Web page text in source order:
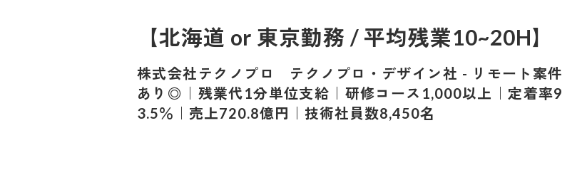
【北海道 or 東京勤務 / 平均残業10~20H】
株式会社テクノプロ テクノプロ・デザイン社 - リモート案件
あり◎｜残業代1分単位支給｜研修コース1,000以上｜定着率9
3.5％｜売上720.8億円｜技術社員数8,450名